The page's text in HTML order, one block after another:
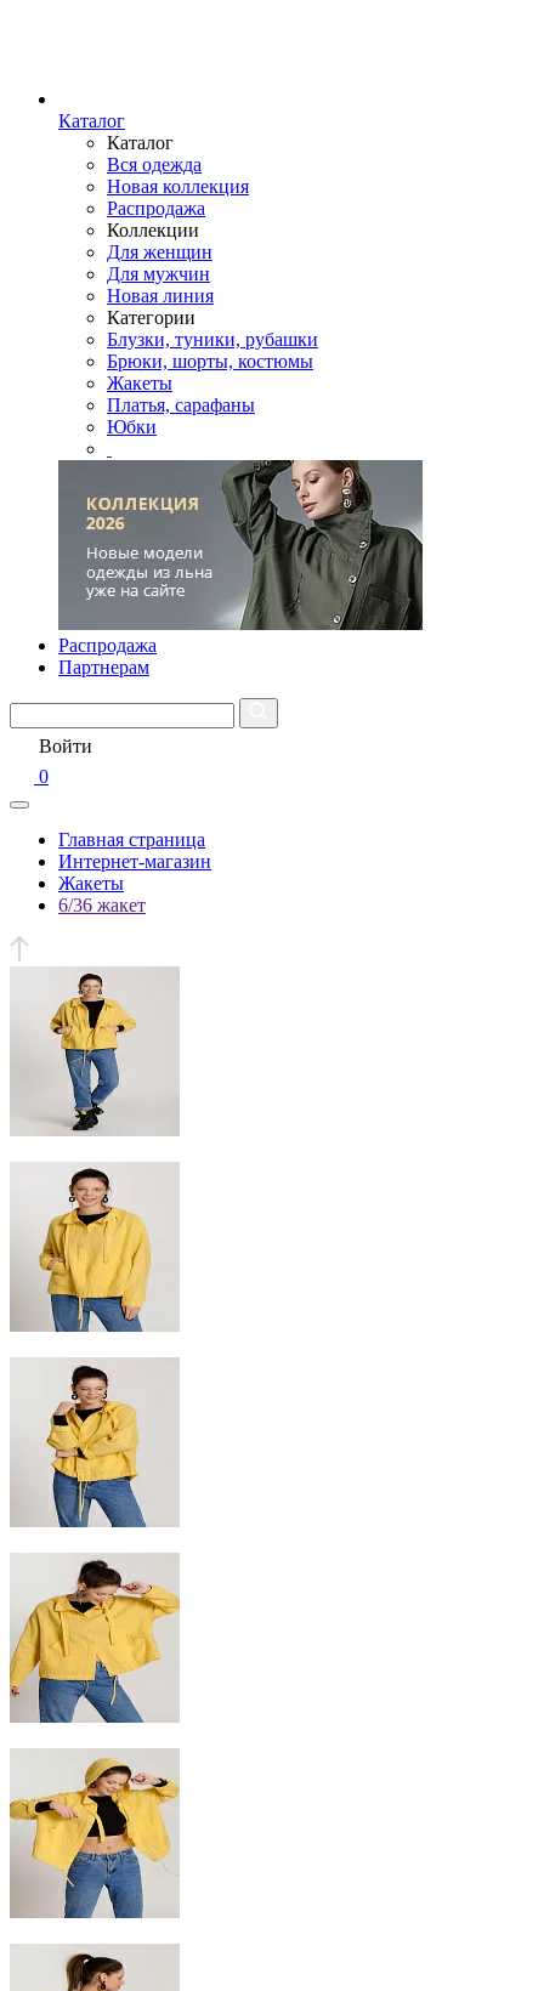
Каталог
Каталог
Вся одежда
Новая коллекция
Распродажа
Коллекции
Для женщин
Для мужчин
Новая линия
Категории
Блузки, туники, рубашки
Брюки, шорты, костюмы
Жакеты
Платья, сарафаны
Юбки
Распродажа
Партнерам
Войти
0
Главная страница
Интернет-магазин
Жакеты
6/36 жакет